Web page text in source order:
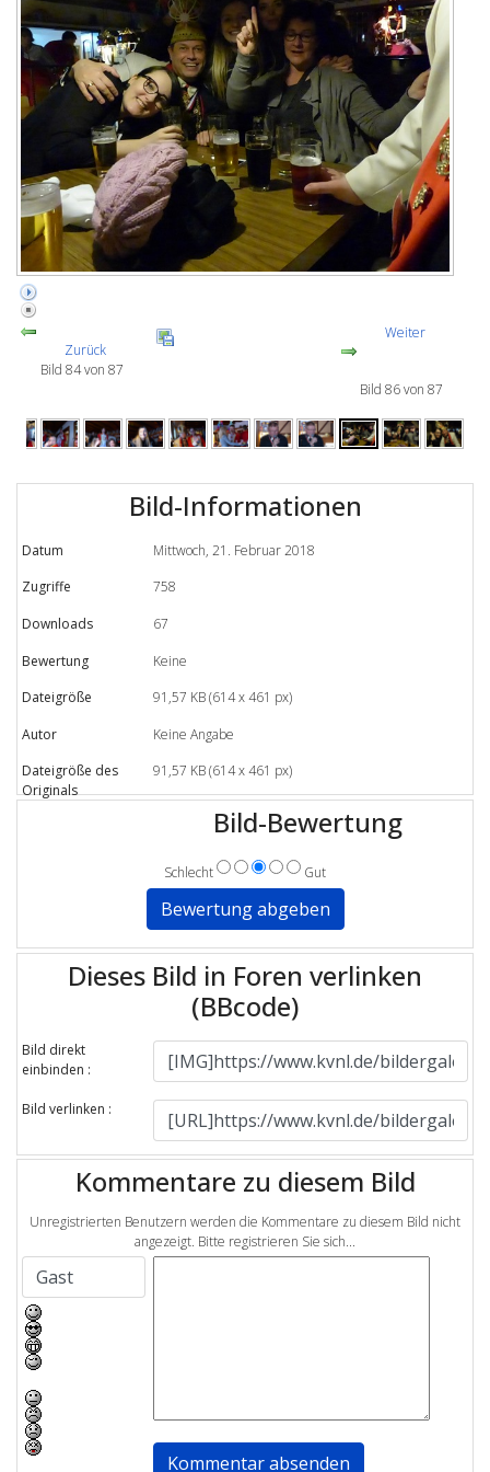
Zurück
Bild 84 von 87
Weiter
Bild 86 von 87
Bild-Informationen
Datum
Mittwoch, 21. Februar 2018
Zugriffe
758
Downloads
67
Bewertung
Keine
Dateigröße
91,57 KB (614 x 461 px)
Autor
Keine Angabe
Dateigröße des
Originals
91,57 KB (614 x 461 px)
Bild-Bewertung
Schlecht Gut
Dieses Bild in Foren verlinken
(BBcode)
Bild direkt
einbinden :
Bild verlinken :
Kommentare zu diesem Bild
Unregistrierten Benutzern werden die Kommentare zu diesem Bild nicht
angezeigt. Bitte registrieren Sie sich...